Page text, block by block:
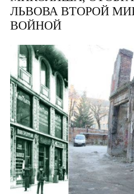
ЛЬВОВА ВТОРОЙ
ВОЙНОЙ